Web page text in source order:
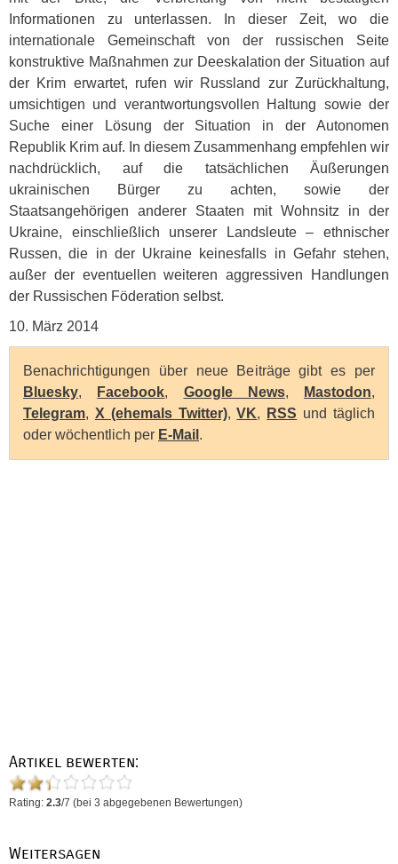
Informationen zu unterlassen. In dieser Zeit, wo die
internationale Gemeinschaft von der russischen Seite
konstruktive Maßnahmen zur Deeskalation der Situation auf
der Krim erwartet, rufen wir Russland zur Zurückhaltung,
umsichtigen und verantwortungsvollen Haltung sowie der
Suche einer Lösung der Situation in der Autonomen
Republik Krim auf. In diesem Zusammenhang empfehlen wir
nachdrücklich, auf die tatsächlichen Äußerungen
ukrainischen Bürger zu achten, sowie der
Staatsangehörigen anderer Staaten mit Wohnsitz in der
Ukraine, einschließlich unserer Landsleute – ethnischer
Russen, die in der Ukraine keinesfalls in Gefahr stehen,
außer der eventuellen weiteren aggressiven Handlungen
der Russischen Föderation selbst.
10. März 2014
Benachrichtigungen über neue Beiträge gibt es per
Bluesky, Facebook, Google News, Mastodon,
Telegram, X (ehemals Twitter),VK, RSS und täglich
oder wöchentlich per E-Mail .
Artikel bewerten:
Rating: 2.3/7 (bei 3 abgegebenen Bewertungen)
Weitersagen